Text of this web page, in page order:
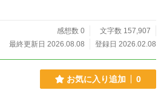
感想数 0
文字数 157,907
最終更新日 2026.08.08
登録日 2026.02.08
お気に入り追加 0